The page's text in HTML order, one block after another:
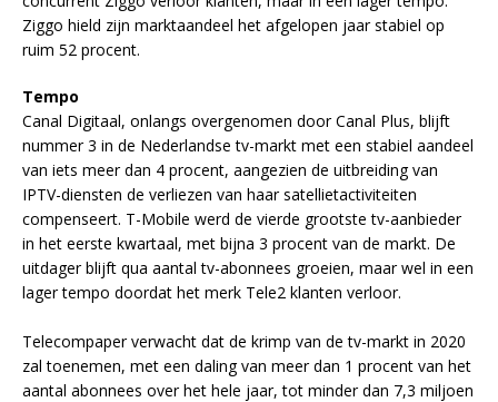
Ziggo hield zijn marktaandeel het afgelopen jaar stabiel op
ruim 52 procent.
Tempo
Canal Digitaal, onlangs overgenomen door Canal Plus, blijft
nummer 3 in de Nederlandse tv-markt met een stabiel aandeel
van iets meer dan 4 procent, aangezien de uitbreiding van
IPTV-diensten de verliezen van haar satellietactiviteiten
compenseert. T-Mobile werd de vierde grootste tv-aanbieder
in het eerste kwartaal, met bijna 3 procent van de markt. De
uitdager blijft qua aantal tv-abonnees groeien, maar wel in een
lager tempo doordat het merk Tele2 klanten verloor.
Telecompaper verwacht dat de krimp van de tv-markt in 2020
zal toenemen, met een daling van meer dan 1 procent van het
aantal abonnees over het hele jaar, tot minder dan 7,3 miljoen